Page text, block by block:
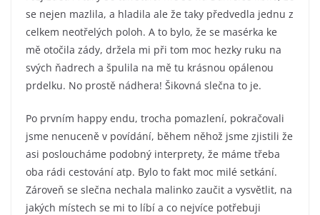
se nejen mazlila, a hladila ale že taky předvedla jednu z
celkem neotřelých poloh. A to bylo, že se masérka ke
mě otočila zády, držela mi při tom moc hezky ruku na
svých ňadrech a špulila na mě tu krásnou opálenou
prdelku. No prostě nádhera! Šikovná slečna to je.
Po prvním happy endu, trocha pomazlení, pokračovali
jsme nenuceně v povídání, během něhož jsme zjistili že
asi posloucháme podobný interprety, že máme třeba
oba rádi cestování atp. Bylo to fakt moc milé setkání.
Zároveň se slečna nechala malinko zaučit a vysvětlit, na
jakých místech se mi to líbí a co nejvíce potřebuji